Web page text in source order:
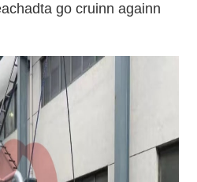
go cruinn againn